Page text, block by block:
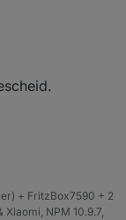
+ FritzBox7590 + 2
NPM 10.9.7,